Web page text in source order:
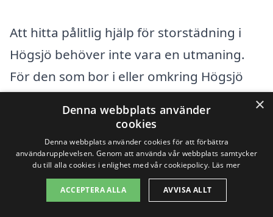
Att hitta pålitlig hjälp för storstädning i
Högsjö behöver inte vara en utmaning.
För den som bor i eller omkring Högsjö
finns det flera alternativ som kan erbjuda
professionella tjänster. En storstädning är
ofta en omfattande uppgift som
inkluderar rengöring av alla ytor i
hemmet, fönsterputsning, golvvård och
×
Denna webbplats använder
cookies
Denna webbplats använder cookies för att förbättra
användarupplevelsen. Genom att använda vår webbplats samtycker
du till alla cookies i enlighet med vår cookiepolicy. Läs mer
ACCEPTERA ALLA AVVISA ALLT